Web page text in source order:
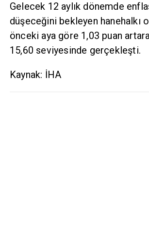
Gelecek 12 aylık dönemde
düşeceğini bekleyen hanehalkı
önceki aya göre 1,03 puan
15,60 seviyesinde gerçekleşti.
Kaynak: İHA